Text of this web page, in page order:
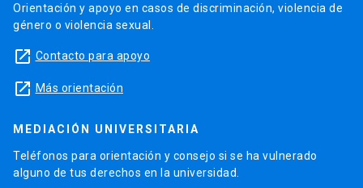
Orientación y apoyo en casos de discriminación, violencia de
género o violencia sexual.
launch Contacto para apoyo
launch Más orientación
MEDIACIÓN UNIVERSITARIA
Teléfonos para orientación y consejo si se ha vulnerado
alguno de tus derechos en la universidad.